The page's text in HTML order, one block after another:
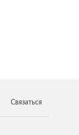
Связаться